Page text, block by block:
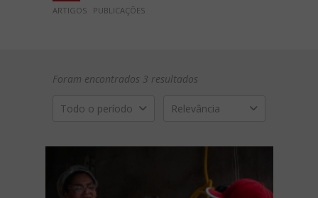
ARTIGOS
PUBLICAÇÕES
Foram encontrados 3 resultados
Todo o período Relevância